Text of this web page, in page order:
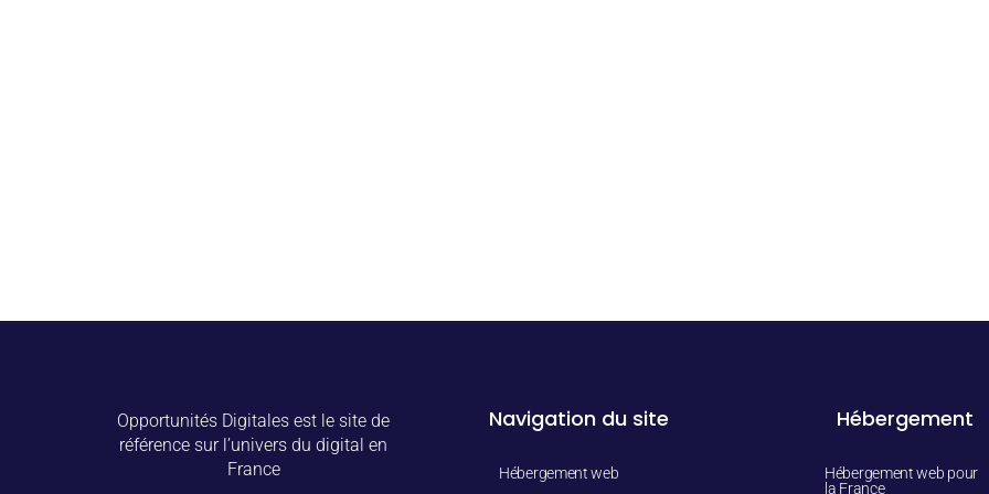
Opportunités Digitales est le site de
référence sur l’univers du digital en
France
Navigation du site
Hébergement web
Hébergement
Hébergement web pour
la France